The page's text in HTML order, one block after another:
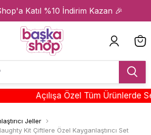
Katıl %10 İndirim Kazan 🎉
1 2
Açılışa Özel Tüm Ürünlerde
Jeller
Kit Çiftlere Özel Kayganlaştırıcı Set